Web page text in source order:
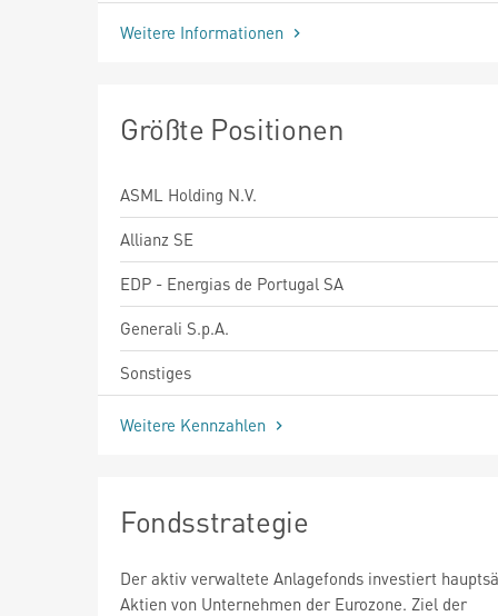
Weitere Informationen
Größte Positionen
ASML Holding N.V.
Allianz SE
EDP - Energias de Portugal SA
Generali S.p.A.
Sonstiges
Weitere Kennzahlen
Fondsstrategie
Der aktiv verwaltete Anlagefonds investiert
Aktien von Unternehmen der Eurozone. Ziel der